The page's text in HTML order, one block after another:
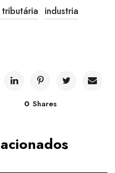
industria
0 Shares